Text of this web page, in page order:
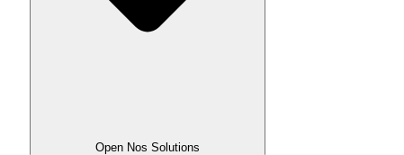
Open Nos Solutions